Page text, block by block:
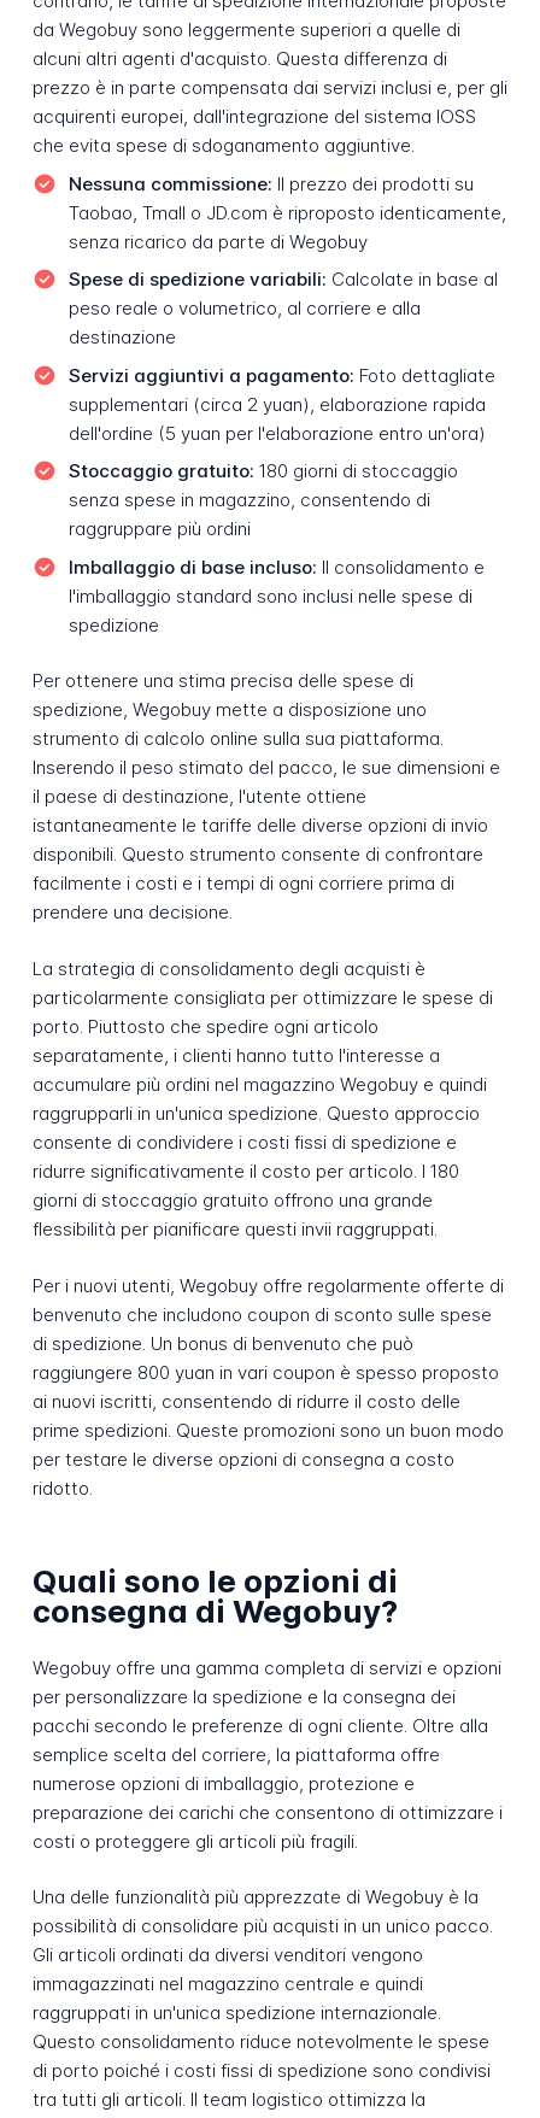
da Wegobuy sono leggermente superiori a quelle di
alcuni altri agenti d'acquisto. Questa differenza di
prezzo è in parte compensata dai servizi inclusi e, per gli
acquirenti europei, dall'integrazione del sistema IOSS
che evita spese di sdoganamento aggiuntive.
Nessuna commissione: Il prezzo dei prodotti su
Taobao, Tmall o JD.com è riproposto identicamente,
senza ricarico da parte di Wegobuy
Spese di spedizione variabili: Calcolate in base al
peso reale o volumetrico, al corriere e alla
destinazione
Servizi aggiuntivi a pagamento: Foto dettagliate
supplementari (circa 2 yuan), elaborazione rapida
dell'ordine (5 yuan per l'elaborazione entro un'ora)
Stoccaggio gratuito: 180 giorni di stoccaggio
senza spese in magazzino, consentendo di
raggruppare più ordini
Imballaggio di base incluso: Il consolidamento e
l'imballaggio standard sono inclusi nelle spese di
spedizione
Per ottenere una stima precisa delle spese di
spedizione, Wegobuy mette a disposizione uno
strumento di calcolo online sulla sua piattaforma.
Inserendo il peso stimato del pacco, le sue dimensioni e
il paese di destinazione, l'utente ottiene
istantaneamente le tariffe delle diverse opzioni di invio
disponibili. Questo strumento consente di confrontare
facilmente i costi e i tempi di ogni corriere prima di
prendere una decisione.
La strategia di consolidamento degli acquisti è
particolarmente consigliata per ottimizzare le spese di
porto. Piuttosto che spedire ogni articolo
separatamente, i clienti hanno tutto l'interesse a
accumulare più ordini nel magazzino Wegobuy e quindi
raggrupparli in un'unica spedizione. Questo approccio
consente di condividere i costi fissi di spedizione e
ridurre significativamente il costo per articolo. I 180
giorni di stoccaggio gratuito offrono una grande
flessibilità per pianificare questi invii raggruppati.
Per i nuovi utenti, Wegobuy offre regolarmente offerte di
benvenuto che includono coupon di sconto sulle spese
di spedizione. Un bonus di benvenuto che può
raggiungere 800 yuan in vari coupon è spesso proposto
ai nuovi iscritti, consentendo di ridurre il costo delle
prime spedizioni. Queste promozioni sono un buon modo
per testare le diverse opzioni di consegna a costo
ridotto.
Quali sono le opzioni di
consegna di Wegobuy?
Wegobuy offre una gamma completa di servizi e opzioni
per personalizzare la spedizione e la consegna dei
pacchi secondo le preferenze di ogni cliente. Oltre alla
semplice scelta del corriere, la piattaforma offre
numerose opzioni di imballaggio, protezione e
preparazione dei carichi che consentono di ottimizzare i
costi o proteggere gli articoli più fragili.
Una delle funzionalità più apprezzate di Wegobuy è la
possibilità di consolidare più acquisti in un unico pacco.
Gli articoli ordinati da diversi venditori vengono
immagazzinati nel magazzino centrale e quindi
raggruppati in un'unica spedizione internazionale.
Questo consolidamento riduce notevolmente le spese
di porto poiché i costi fissi di spedizione sono condivisi
tra tutti gli articoli. Il team logistico ottimizza la